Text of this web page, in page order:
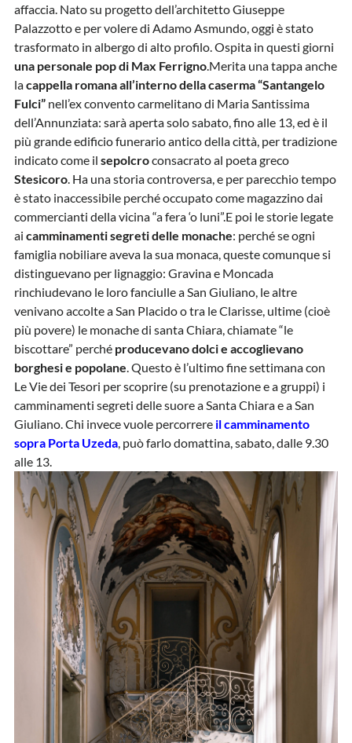
affaccia. Nato su progetto dell’architetto Giuseppe
Palazzotto e per volere di Adamo Asmundo, oggi è stato
trasformato in albergo di alto profilo. Ospita in questi giorni
una personale pop di Max Ferrigno.Merita una tappa anche
lacappella romana all’interno della caserma “Santangelo
Fulci”nell’ex convento carmelitano di Maria Santissima
dell’Annunziata: sarà aperta solo sabato, fino alle 13, ed è il
più grande edificio funerario antico della città, per tradizione
indicato come il sepolcroconsacrato al poeta greco
Stesicoro. Ha una storia controversa, e per parecchio tempo
è stato inaccessibile perché occupato come magazzino dai
commercianti della vicina “a fera ‘o luni”.E poi le storie legate
ai camminamenti segreti delle monache: perché se ogni
famiglia nobiliare aveva la sua monaca, queste comunque si
distinguevano per lignaggio: Gravina e Moncada
rinchiudevano le loro fanciulle a San Giuliano, le altre
venivano accolte a San Placido o tra le Clarisse, ultime (cioè
più povere) le monache di santa Chiara, chiamate “le
biscottare” perché producevano dolci e accoglievano
borghesi e popolane. Questo è l’ultimo fine settimana con
Le Vie dei Tesori per scoprire (su prenotazione e a gruppi) i
camminamenti segreti delle suore a Santa Chiara e a San
Giuliano. Chi invece vuole percorrere il camminamento
sopra Porta Uzeda, può farlo domattina, sabato, dalle 9.30
alle 13.